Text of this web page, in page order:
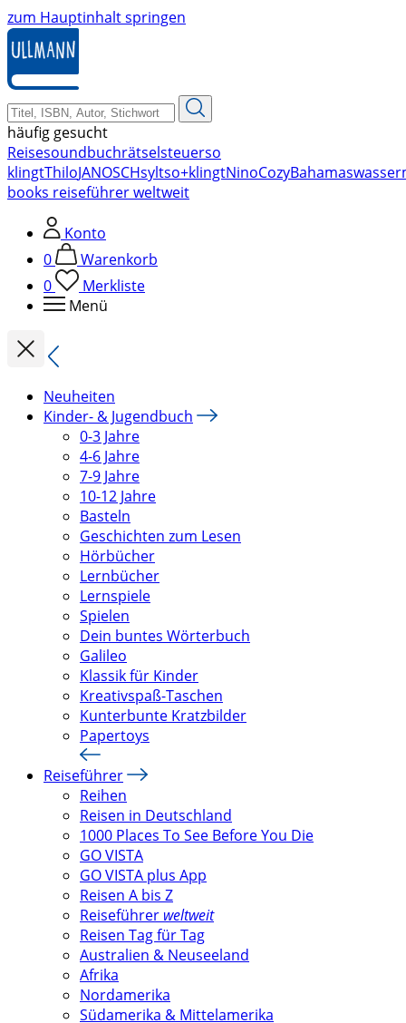
zum Hauptinhalt springen
häufig gesucht
Reisesoundbuchrätselsteuerso
klingtThiloJANOSCHsyltso+klingtNinoCozyBahamas
books reiseführer weltweit
Konto
0
Warenkorb
0
Merkliste
Menü
Neuheiten
Kinder- & Jugendbuch
0-3 Jahre
4-6 Jahre
7-9 Jahre
10-12 Jahre
Basteln
Geschichten zum Lesen
Hörbücher
Lernbücher
Lernspiele
Spielen
Dein buntes Wörterbuch
Galileo
Klassik für Kinder
Kreativspaß-Taschen
Kunterbunte Kratzbilder
Papertoys
Reiseführer
Reihen
Reisen in Deutschland
1000 Places To See Before You Die
GO VISTA
GO VISTA plus App
Reisen A bis Z
Reiseführer weltweit
Reisen Tag für Tag
Australien & Neuseeland
Afrika
Nordamerika
Südamerika & Mittelamerika